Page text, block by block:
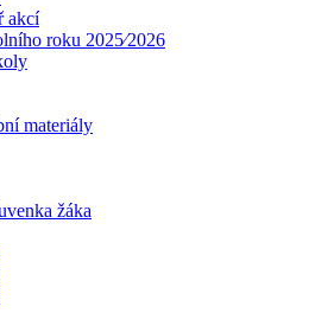
akcí
roku 2025⁄2026
materiály
žáka